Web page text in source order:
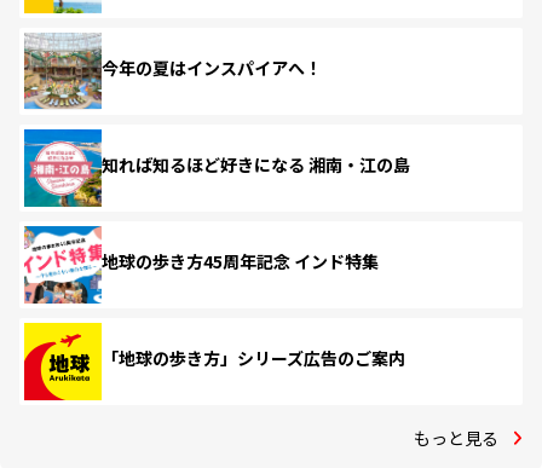
今年の夏はインスパイアへ！
知れば知るほど好きになる 湘南・江の島
地球の歩き方45周年記念 インド特集
「地球の歩き方」シリーズ広告のご案内
もっと見る